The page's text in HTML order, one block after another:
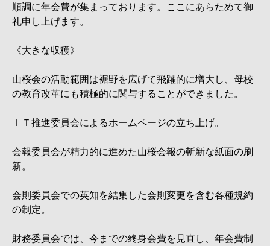
順調に年会費が集まっております。ここにあらためて御
礼申し上げます。
《大きな収穫》
山桜会の活動範囲は裾野を広げて飛躍的に増大し、母校
の教育改革にも積極的に関与することができました。
ＩＴ推進委員会によるホームページの立ち上げ。
会報委員会が精力的に進めた山桜会報の斬新な紙面の刷
新。
会則委員会での英知を結集した会則変更を含む各種規約
の制定。
財務委員会では、今までの終身会費を見直し、年会費制